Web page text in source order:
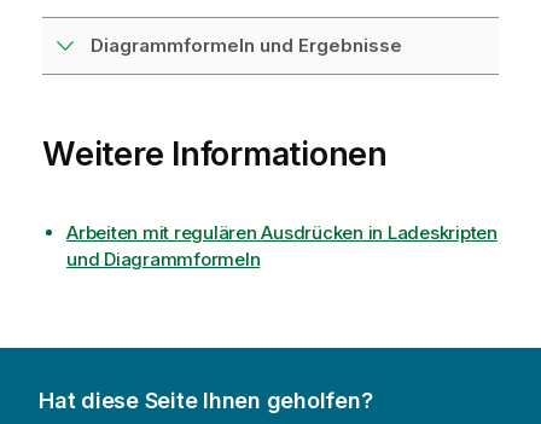
Diagrammformeln und Ergebnisse
Weitere Informationen
Arbeiten mit regulären Ausdrücken in Ladeskripten
und Diagrammformeln
Hat diese Seite Ihnen geholfen?